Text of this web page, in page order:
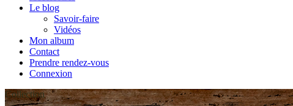
Le blog
Savoir-faire
Vidéos
Mon album
Contact
Prendre rendez-vous
Connexion
Collection